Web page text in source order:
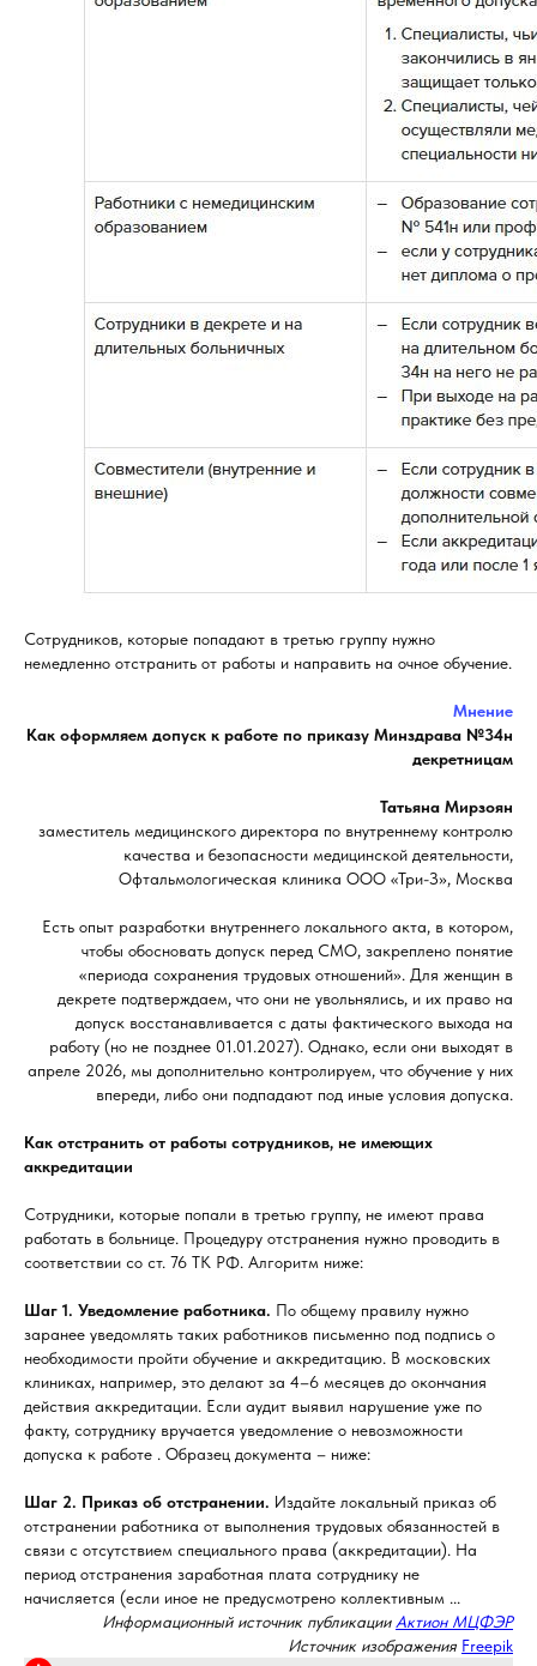
Сотрудников, которые попадают в третью группу нужно
немедленно отстранить от работы и направить на очное обучение.
Мнение
Как оформляем допуск к работе по приказу Минздрава №34н
декретницам
Татьяна Мирзоян
заместитель медицинского директора по внутреннему контролю
качества и безопасности медицинской деятельности,
Офтальмологическая клиника ООО «Три-З», Москва
Есть опыт разработки внутреннего локального акта, в котором,
чтобы обосновать допуск перед СМО, закреплено понятие
«периода сохранения трудовых отношений». Для женщин в
декрете подтверждаем, что они не увольнялись, и их право на
допуск восстанавливается с даты фактического выхода на
работу (но не позднее 01.01.2027). Однако, если они выходят в
апреле 2026, мы дополнительно контролируем, что обучение у них
впереди, либо они подпадают под иные условия допуска.
Как отстранить от работы сотрудников, не имеющих
аккредитации
Сотрудники, которые попали в третью группу, не имеют права
работать в больнице. Процедуру отстранения нужно проводить в
соответствии со ст. 76 ТК РФ. Алгоритм ниже:
Шаг 1. Уведомление работника. По общему правилу нужно
заранее уведомлять таких работников письменно под подпись о
необходимости пройти обучение и аккредитацию. В московских
клиниках, например, это делают за 4–6 месяцев до окончания
действия аккредитации. Если аудит выявил нарушение уже по
факту, сотруднику вручается уведомление о невозможности
допуска к работе . Образец документа – ниже:
Шаг 2. Приказ об отстранении. Издайте локальный приказ об
отстранении работника от выполнения трудовых обязанностей в
связи с отсутствием специального права (аккредитации). На
период отстранения заработная плата сотруднику не
начисляется (если иное не предусмотрено коллективным ...
Информационный источник публикации Актион МЦФЭР
Источник изображения Freepik